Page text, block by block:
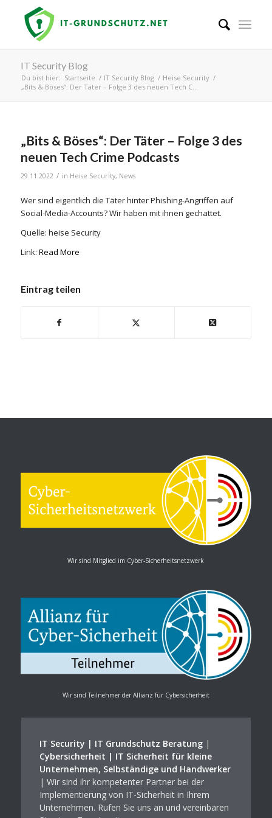
IT Security Blog
Du bist hier: Startseite / IT Security Blog / Heise Security /
„Bits & Böses“: Der Täter – Folge 3 des neuen Tech C...
„Bits & Böses“: Der Täter – Folge 3 des
neuen Tech Crime Podcasts
29.11.2022 / in Heise Security, News
Wer sind eigentlich die Täter hinter Phishing-Angriffen auf
Social-Media-Accounts? Wir haben mit ihnen gechattet.
Quelle: heise Security
Link: Read More
Eintrag teilen
Wir sind Mitglied im Cyber-Sicherheitsnetzwerk
Wir sind Teilnehmer der Allianz für Cybersicherheit
IT Security | IT Grundschutz Beratung|
Cybersicherheit | IT Sicherheit für kleine
Unternehmen, Selbständige und Handwerker
| Wir sind ihr kompetenter Partner bei der
Implementierung von IT-Sicherheit in Ihrem
Unternehmen. Rufen Sie uns an und vereinbaren